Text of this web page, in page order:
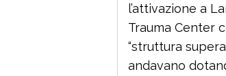
l’attivazione a
Trauma Center
“struttura
andavano